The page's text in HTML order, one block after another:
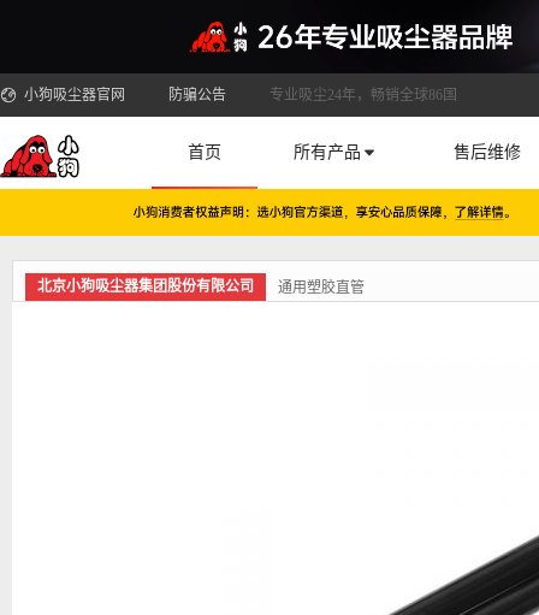
小狗吸尘器官网 防骗公告 专业吸尘24年，畅销全球86国
首页 所有产品 售后维修
北京小狗吸尘器集团股份有限公司 通用塑胶直管